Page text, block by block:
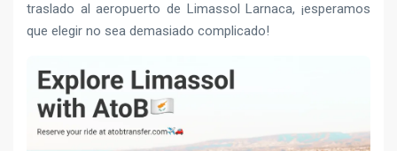
traslado al aeropuerto de Limassol Larnaca, ¡esperamos
que elegir no sea demasiado complicado!